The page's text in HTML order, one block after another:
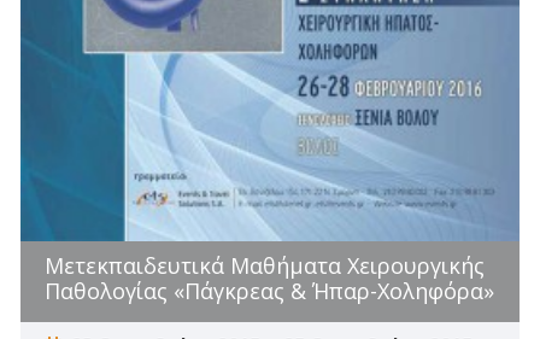
Μετεκπαιδευτικά Μαθήματα Χειρουργικής
Παθολογίας «Πάγκρεας & Ήπαρ-Χοληφόρα»